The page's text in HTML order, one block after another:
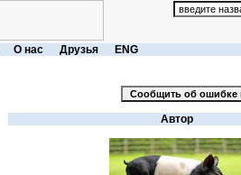
О нас Друзья ENG
Автор